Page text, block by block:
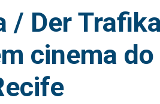
/ Der
cinema do